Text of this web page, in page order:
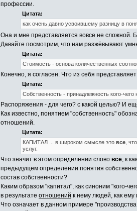
профессии.
Цитата:
как очень давно усвоившему разницу в
Она и мне представляется вовсе не сложной.
Давайте посмотрим, что нам разжёвывают
Цитата:
Стоимость - основа количественных
Конечно, я согласен. Что из себя
Цитата:
Собственность - принадлежность кого-
Распоряжения - для чего? с какой целью? И
Как известно, понятием "собственность"
отношений.
Цитата:
КАПИТАЛ ... в широком смысле это все ,
услуг.
Что значит в этом определении слово всё, к
предыдущем определении понятия
состав собственности?
Каким образом "капитал", как синоним "кого-
в результате отношений к нему людей, как
Что означает в данном примере